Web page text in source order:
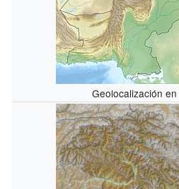
Geolocalización